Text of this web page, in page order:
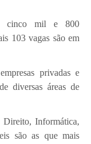
cinco mil e 800
103 vagas são em
privadas e
diversas áreas de
Direito, Informática,
são as que mais